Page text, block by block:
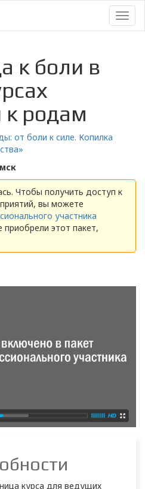
к боли в
к родам
от боли к силе. Копилка
Чтобы получить доступ к
вы можете
участника
приобрели этот пакет,
курса для ведущих